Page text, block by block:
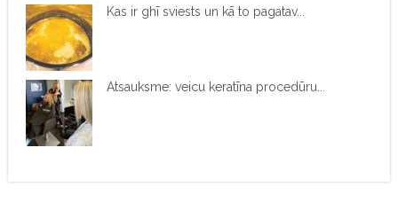
Kas ir ghī sviests un kā to pagatav...
Atsauksme: veicu keratīna procedūru...